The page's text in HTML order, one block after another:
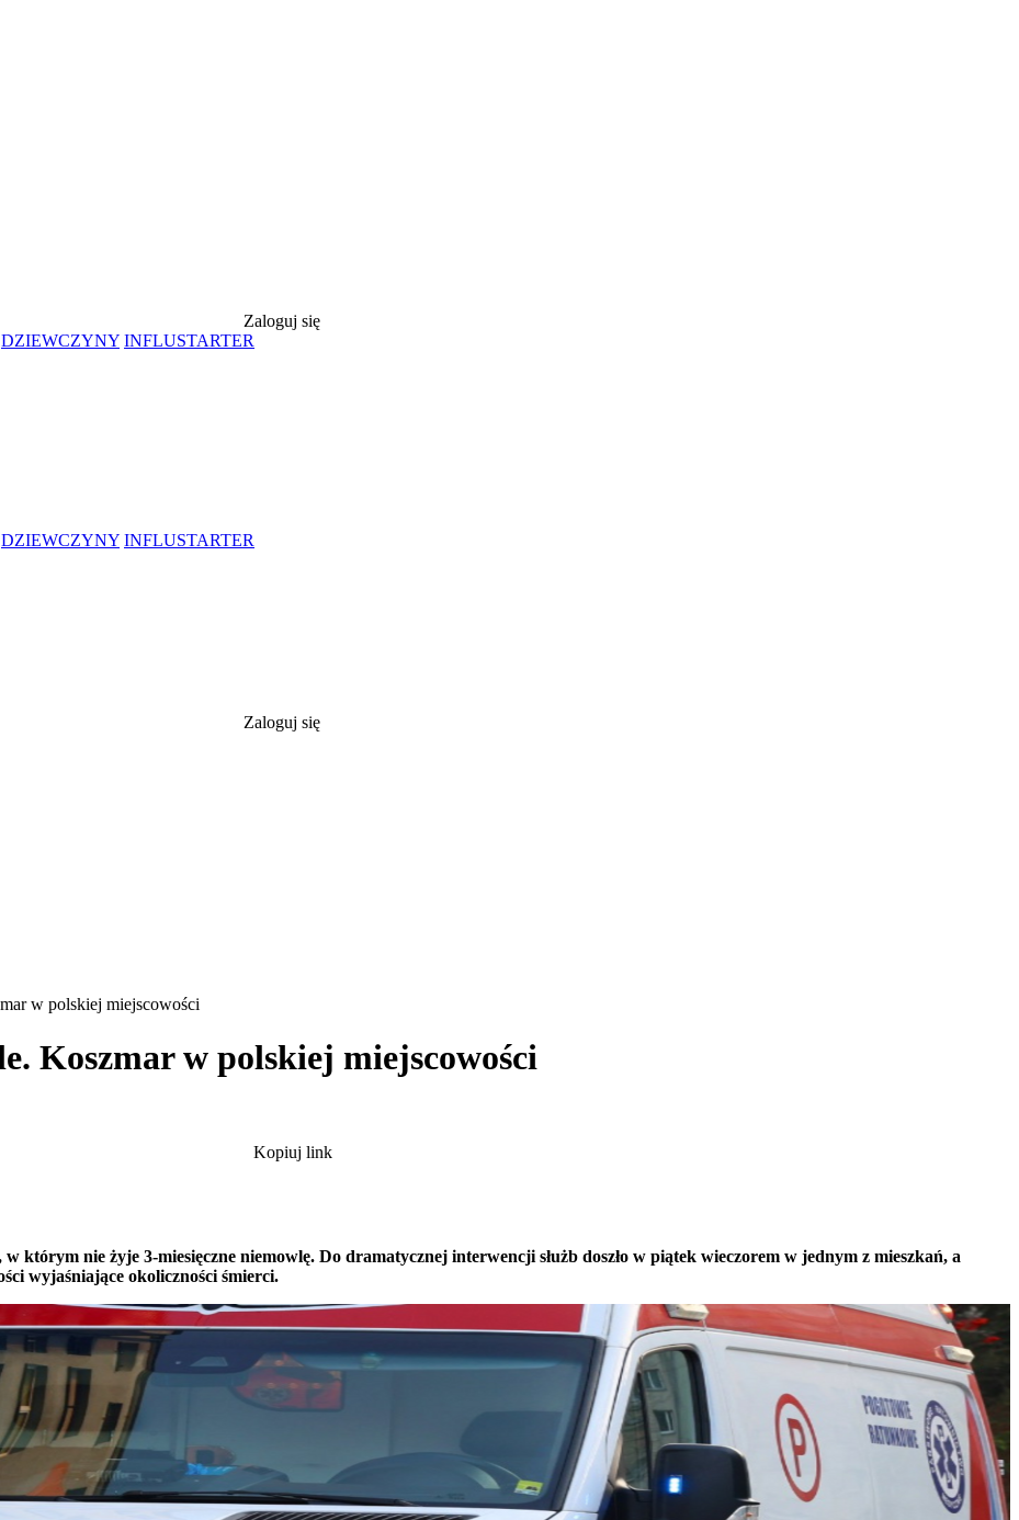
Zaloguj się
DZIEWCZYNY INFLUSTARTER
DZIEWCZYNY INFLUSTARTER
Zaloguj się
w polskiej miejscowości
Koszmar w polskiej miejscowości
Kopiuj link
którym nie żyje 3-miesięczne niemowlę. Do dramatycznej interwencji służb doszło w piątek wieczorem w jednym z mieszkań, a
wyjaśniające okoliczności śmierci.